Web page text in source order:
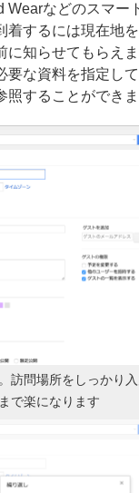
Wearなどのスマー
着するには現在地
に知らせてもらえ
要な資料を指定し
することができま
訪問場所をしっかり
で楽になります